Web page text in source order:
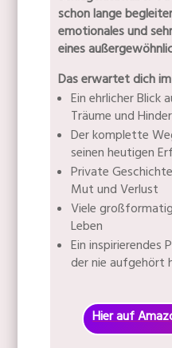
schon lange
emotionales und
eines
Das erwartet dich
Ein ehrlicher Blick
Träume und
Der komplette
seinen heutigen
Private
Mut und Verlust
Viele
Leben
Ein inspirierendes
der nie aufgehört
Hier auf